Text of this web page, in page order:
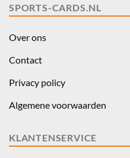
SPORTS-CARDS.NL
Over ons
Contact
Privacy policy
Algemene voorwaarden
KLANTENSERVICE